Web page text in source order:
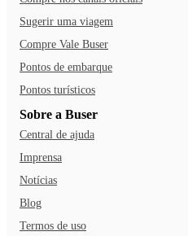
Sugerir uma viagem
Compre Vale Buser
Pontos de embarque
Pontos turísticos
Sobre a Buser
Central de ajuda
Imprensa
Notícias
Blog
Termos de uso